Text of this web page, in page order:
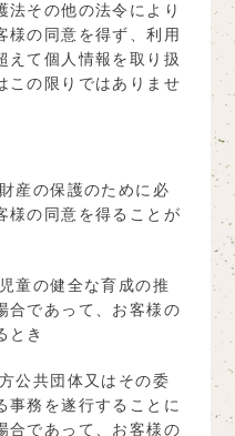
法その他の法令により
様の同意を得ず、利用
えて個人情報を取り扱
この限りではありませ
産の保護のために必
様の同意を得ることが
童の健全な育成の推
合であって、お客様の
とき
公共団体又はその委
事務を遂行することに
合であって、お客様の